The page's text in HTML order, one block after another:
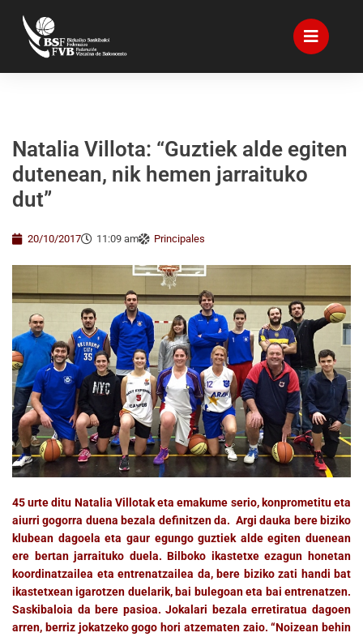
Natalia Villota: “Guztiek alde egiten
dutenean, nik hemen jarraituko
dut”
20/10/2017 11:09 am Principales
45 urte ditu Natalia Villotak eta emakume serio, konprometitu eta
aiurri gogorra duena bezala definitzen da. Argi dauka bere biziko
klubean dagoela eta gaur egungo guztiek alde egiten duenean
ere bertan jarraituko duela. Bilboko ikastetxe ezagun honetan
koordinatzailea eta entrenatzailea da, bere biziko zati handi bat
ikastetxean igarotzen duelarik, bai bulegoan eta bai entrenatzen.
Saskibaloia da bere pasioa. Jokalari bezala erretiratua dagoen
arren, berriz jokatzeko gogo hori atzematen zaio. “Noizean behin